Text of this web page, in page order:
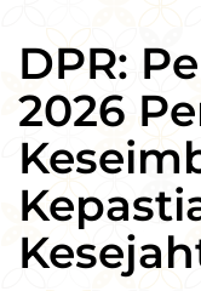
DPR:
2026